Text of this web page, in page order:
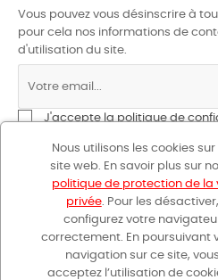
Vous pouvez vous désinscrire à
pour cela nos informations de
d'utilisation du site.
J'accepte la politique de
GR Sentiers
Nous utilisons les cookies sur
site web. En savoir plus sur
politique de protection de la
privée. Pour les désactiver,
configurez votre
correctement. En poursuivant
navigation sur ce site, vous
acceptez l’utilisation de